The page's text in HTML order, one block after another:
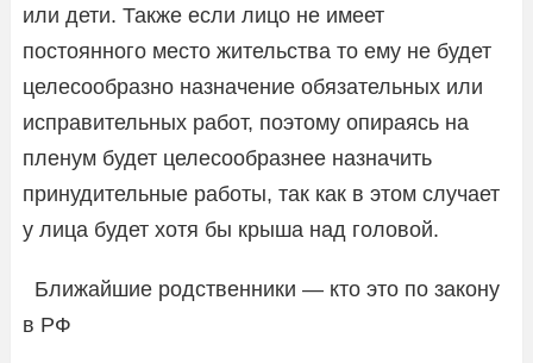
или дети. Также если лицо не имеет
постоянного место жительства то ему не будет
целесообразно назначение обязательных или
исправительных работ, поэтому опираясь на
пленум будет целесообразнее назначить
принудительные работы, так как в этом случает
у лица будет хотя бы крыша над головой.
Ближайшие родственники — кто это по закону
в РФ